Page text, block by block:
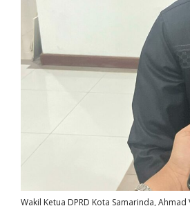
Wakil Ketua DPRD Kota Samarinda,